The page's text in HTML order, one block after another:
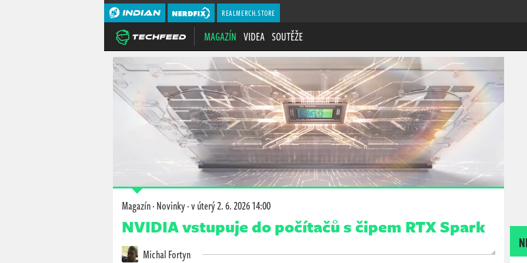
REALMERCH.STORE
MAGAZÍN VIDEA SOUTĚŽE
Magazín·Novinky·v úterý2. 6. 2026 14:00
NVIDIA vstupuje do počítačů s čipem RTX Spark
Michal Fortyn